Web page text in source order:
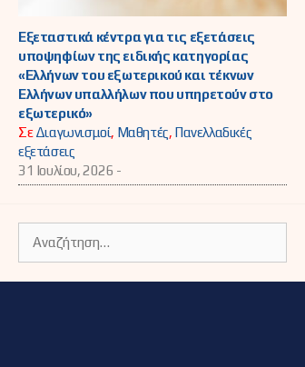
Εξεταστικά κέντρα για τις εξετάσεις
υποψηφίων της ειδικής κατηγορίας
«Ελλήνων του εξωτερικού και τέκνων
Ελλήνων υπαλλήλων που υπηρετούν στο
εξωτερικό»
ΣεΔιαγωνισμοί, Μαθητές, Πανελλαδικές
εξετάσεις
31 Ιουλίου, 2026 -
για: